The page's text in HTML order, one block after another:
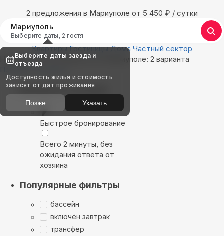
2 предложения в Мариуполе oт 5 450 ₽ / сутки
Мариуполь
Выберите даты, 2 гостя
Квартиры Гостиницы Дома Частный сектор
Найдём, где остановиться в Мариуполе: 2 варианта
Показать на карте
Выбирайте лучшее
Быстрое бронирование
Всего 2 минуты, без
ожидания ответа от
хозяина
Популярные фильтры
бассейн
включён завтрак
трансфер
Выберите даты заезда и
отъезда
Доступность жилья и стоимость
зависят от дат проживания
Позже Указать